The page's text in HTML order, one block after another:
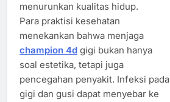
menurunkan kualitas hidup.
Para praktisi kesehatan
menekankan bahwa menjaga
champion 4d gigi bukan hanya
soal estetika, tetapi juga
pencegahan penyakit. Infeksi pada
gigi dan gusi dapat menyebar ke